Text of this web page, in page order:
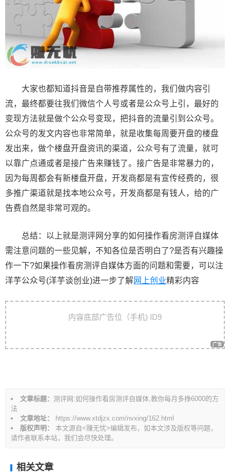
大家也都知道抖音是自带推荐属性的，我们做内容引
流，最终都要往我们微信个人号或者是公众号上引，最好的
变现方法就是做个公众号变现，把抖音的流量引到公众号。
公众号的发文内容也非常简单，就是收集每周要开盘的楼盘
发出来，做个楼盘开盘资讯的渠道，公众号有了流量，就可
以靠广点通或者是接广告来赚钱了。接广告是非常暴力的，
因为每周都会有新楼盘开盘，开发商都是有宣传经费的，很
多推广渠道就是找本地公众号，开发商都是有钱人，给的广
告费自然是非常可观的。
总结：以上就是测评网分享的如何操作看房测评自媒体
需注意问题的一些见解，不知各位是否明白了?是否有兴趣操
作一下?如果操作看房测评自媒体方面的问题和需要，可以注
洋芋公众号(洋芋谈创业)进一步了解 网上创业精彩内容
文
章
导
航
内容底部广告位（手机) ID9
文章标题： 测评网:如何操作看房测评自媒体,教你每月多挣6000的方
法
文章地址：
https://www.xtdjzx.com/nvxing/162.html
版权声明：
本文源自<赚无忧>编辑发布，如本文涉及版权等问题，
请作者联系本站，我们会尽快处理。
相关文章